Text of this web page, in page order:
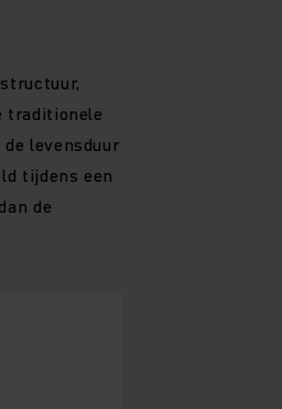
traditionele
levensduur
tijdens een
de